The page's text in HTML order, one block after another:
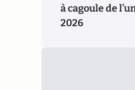
à cagoule de
2026